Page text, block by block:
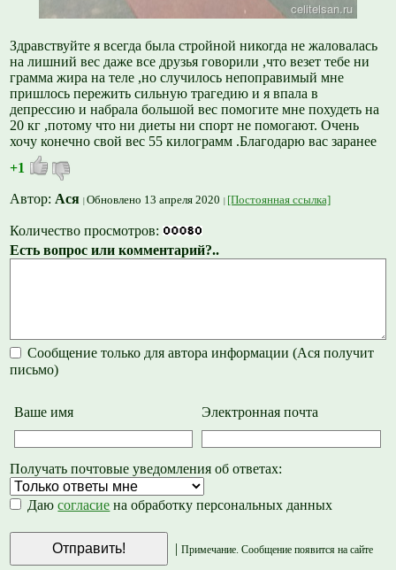
Здравствуйте я всегда была стройной никогда не жаловалась
на лишний вес даже все друзья говорили ,что везет тебе ни
грамма жира на теле ,но случилось непоправимый мне
пришлось пережить сильную трагедию и я впала в
депрессию и набрала большой вес помогите мне похудеть на
20 кг ,потому что ни диеты ни спорт не помогают. Очень
хочу конечно свой вес 55 килограмм .Благодарю вас заранее
+1
Автор: Ася Обновлено 13 апреля 2020 [Постоянная ссылка]
Количество просмотров:
Есть вопрос или комментарий?..
Сообщение только для автора информации (Ася получит
письмо)
Ваше имя Электронная почта
Получать почтовые уведомления об ответах:
Даюсогласие на обработку персональных данных
| Примечание. Сообщение появится на сайте